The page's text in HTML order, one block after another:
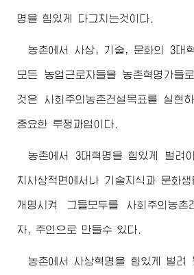
명을 힘있게 다그치는것이다.
농촌에서 사상, 기술, 문화의 3대
모든 농업근로자들을 농촌혁명가들
것은 사회주의농촌건설목표를 실현
중요한 투쟁과업이다.
농촌에서 3대혁명을 힘있게 벌려
치사상적면에서나 기술지식과 문화
개명시켜 그들모두를 사회주의농촌
자, 주인으로 만들수 있다.
농촌에서 사상혁명을 힘있게 벌려